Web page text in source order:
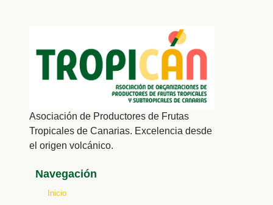
Asociación de Productores de Frutas
Tropicales de Canarias. Excelencia desde
el origen volcánico.
Navegación
Inicio